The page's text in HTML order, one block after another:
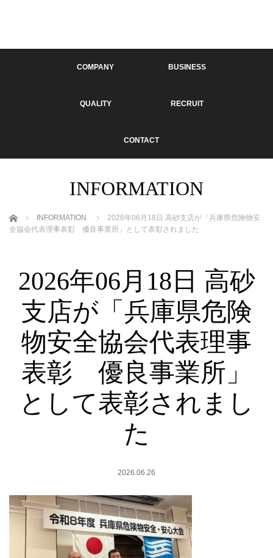
COMPANY BUSINESS
QUALITY RECRUIT
CONTACT
INFORMATION
ホーム INFORMATION
2026年06月18日 高砂支店が「兵庫県危険物安
全協会代表理事表彰 優良事業所」として表彰されました
2026年06月18日 高砂
支店が「兵庫県危険
物安全協会代表理事
表彰 優良事業所」
として表彰されまし
た
2026.06.26